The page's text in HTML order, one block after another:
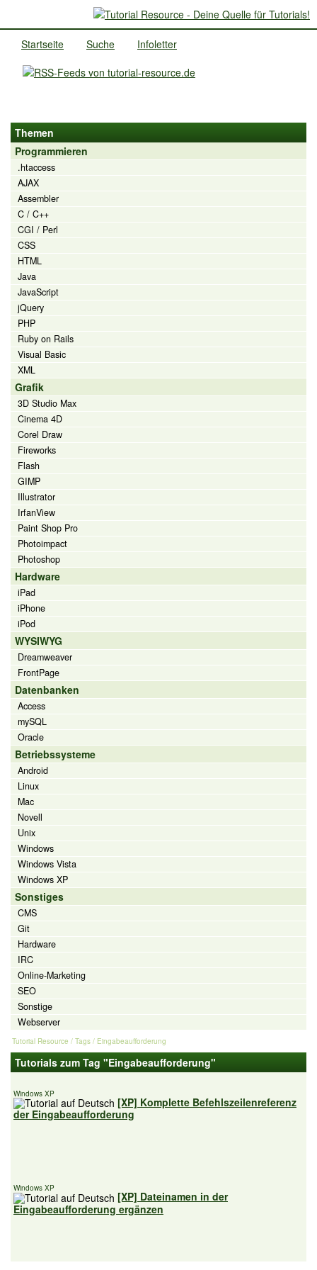
Startseite Suche Infoletter
Themen
Programmieren
.htaccess
AJAX
Assembler
C / C++
CGI / Perl
CSS
HTML
Java
JavaScript
jQuery
PHP
Ruby on Rails
Visual Basic
XML
Grafik
3D Studio Max
Cinema 4D
Corel Draw
Fireworks
Flash
GIMP
Illustrator
IrfanView
Paint Shop Pro
Photoimpact
Photoshop
Hardware
iPad
iPhone
iPod
WYSIWYG
Dreamweaver
FrontPage
Datenbanken
Access
mySQL
Oracle
Betriebssysteme
Android
Linux
Mac
Novell
Unix
Windows
Windows Vista
Windows XP
Sonstiges
CMS
Git
Hardware
IRC
Online-Marketing
SEO
Sonstige
Webserver
Tutorial Resource / Tags / Eingabeaufforderung
Tutorials zum Tag "Eingabeaufforderung"
Windows XP
[XP] Komplette Befehlszeilenreferenz
der Eingabeaufforderung
Windows XP
[XP] Dateinamen in der
Eingabeaufforderung ergänzen